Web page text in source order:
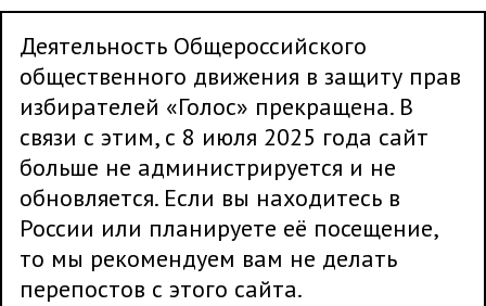
Деятельность Общероссийского
общественного движения в защиту прав
избирателей «Голос» прекращена. В
связи с этим, с 8 июля 2025 года сайт
больше не администрируется и не
обновляется. Если вы находитесь в
России или планируете её посещение,
то мы рекомендуем вам не делать
перепостов с этого сайта.